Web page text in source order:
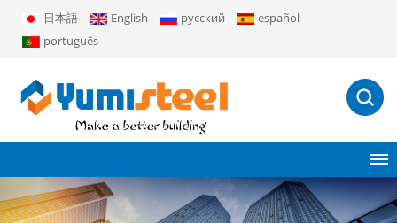
日本語 English русский
español
português